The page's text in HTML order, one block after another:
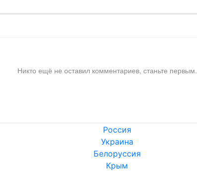
Никто ещё не оставил комментариев, станьте первым.
Россия
Украина
Белоруссия
Крым